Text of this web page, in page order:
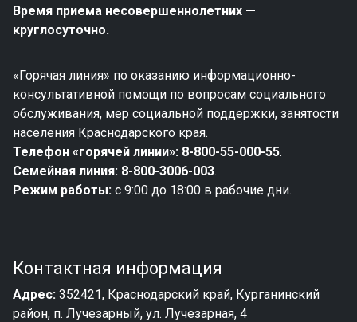
Время приема несовершеннолетних —
круглосуточно.
«Горячая линия» по оказанию информационно-
консультативной помощи по вопросам социального
обслуживания, мер социальной поддержки, занятости
населения Краснодарского края.
Телефон «горячей линии»: 8-800-55-000-55.
Семейная линия: 8-800-3006-003.
Режим работы: с 9:00 до 18:00 в рабочие дни.
Контактная информация
Адрес: 352421, Краснодарский край, Курганинский
район, п. Лучезарный, ул. Лучезарная, 4